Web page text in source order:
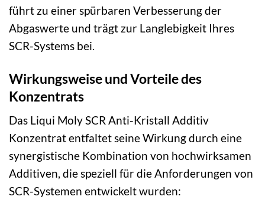
führt zu einer spürbaren Verbesserung der
Abgaswerte und trägt zur Langlebigkeit Ihres
SCR-Systems bei.
Wirkungsweise und Vorteile des
Konzentrats
Das Liqui Moly SCR Anti-Kristall Additiv
Konzentrat entfaltet seine Wirkung durch eine
synergistische Kombination von hochwirksamen
Additiven, die speziell für die Anforderungen von
SCR-Systemen entwickelt wurden: